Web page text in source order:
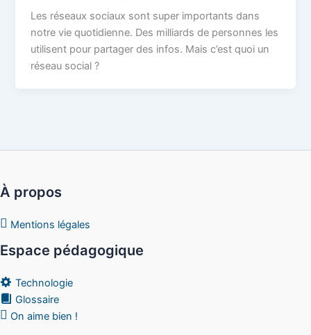
Les réseaux sociaux sont super importants dans
notre vie quotidienne. Des milliards de personnes les
utilisent pour partager des infos. Mais c’est quoi un
réseau social ?
À propos
Mentions légales
Espace pédagogique
Technologie
Glossaire
On aime bien !